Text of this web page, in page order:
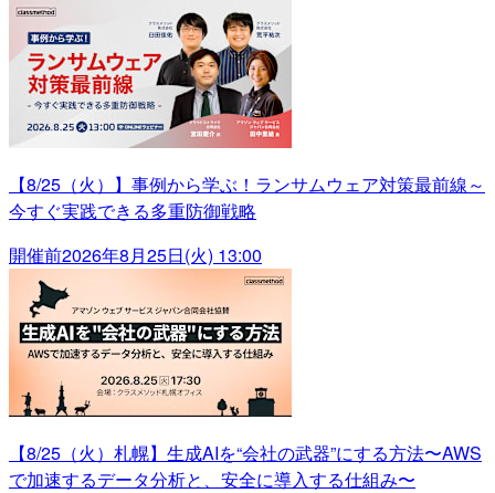
【8/25（火）】事例から学ぶ！ランサムウェア対策最前線～
今すぐ実践できる多重防御戦略
開催前2026年8月25日(火) 13:00
【8/25（火）札幌】生成AIを“会社の武器”にする方法〜AWS
で加速するデータ分析と、安全に導入する仕組み〜